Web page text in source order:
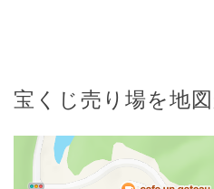
宝くじ売り場を地